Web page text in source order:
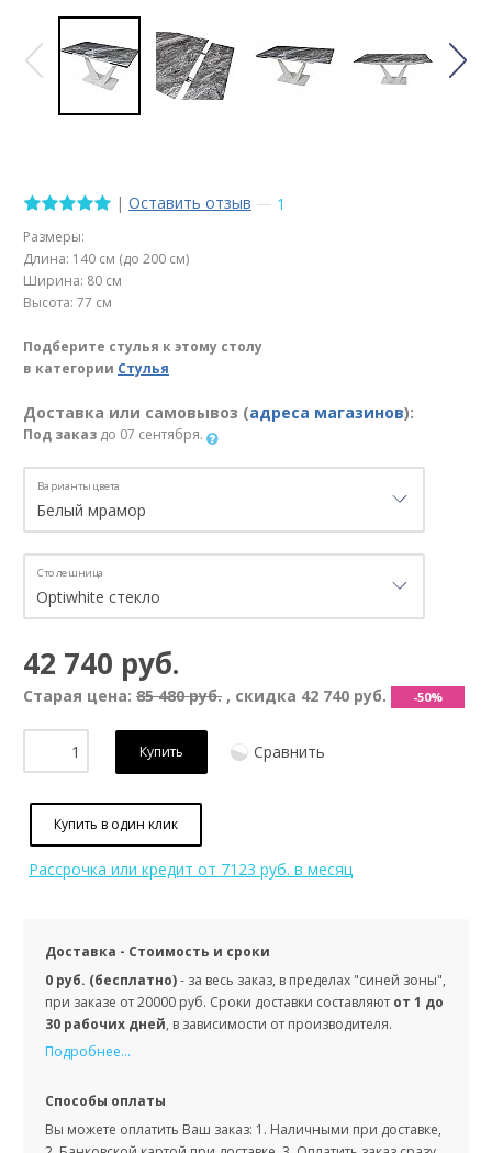
| Оставить отзыв — 1
Размеры:
Длина: 140 см (до 200 см)
Ширина: 80 см
Высота: 77 см
Подберите стулья к этому столу
в категории Стулья
Доставка или самовывоз (адреса магазинов):
Под заказ до 07 сентября.
Варианты цвета
Столешница
42 740 руб.
Старая цена: 85 480 руб. , скидка 42 740 руб. -50%
Купить Сравнить
Купить в один клик
Рассрочка или кредит от 7123 руб. в месяц
Доставка - Стоимость и сроки
0 руб. (бесплатно)- за весь заказ, в пределах "синей зоны",
при заказе от 20000 руб. Сроки доставки составляют от 1 до
30 рабочих дней, в зависимости от производителя.
Подробнее...
Способы оплаты
Вы можете оплатить Ваш заказ: 1. Наличными при доставке,